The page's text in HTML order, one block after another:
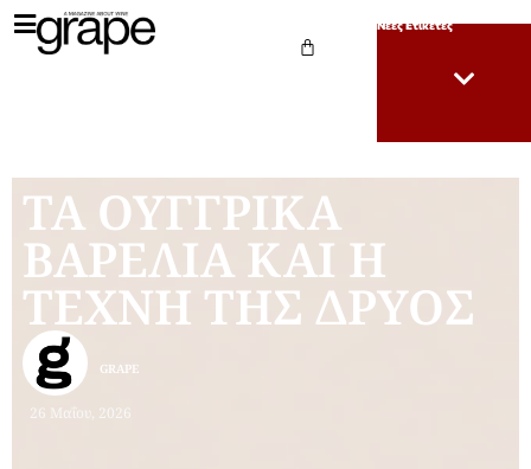
Νέες Ετικέτες
ΤΑ ΟΥΓΓΡΙΚΑ
ΒΑΡΕΛΙΑ ΚΑΙ Η
ΤΕΧΝΗ ΤΗΣ ΔΡΥΟΣ
26 Μαΐου, 2026
GRAPE